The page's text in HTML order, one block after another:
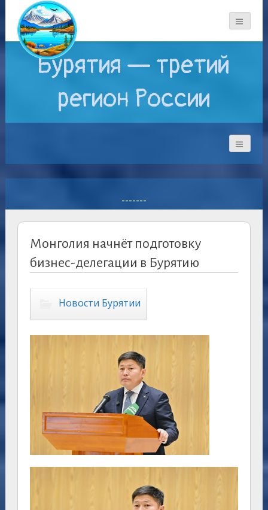
Бурятия — третий
регион России
-------
Монголия начнёт подготовку
бизнес-делегации в Бурятию
Новости Бурятии